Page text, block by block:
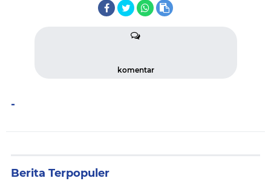
komentar
-
Berita Terpopuler